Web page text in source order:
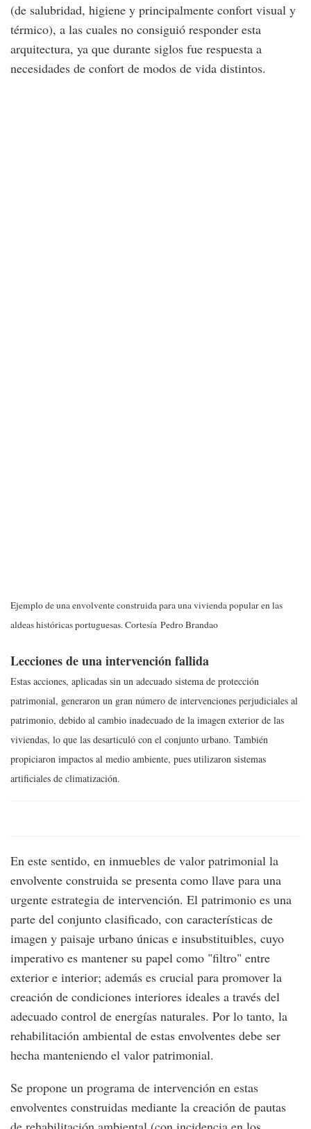
(de salubridad, higiene y principalmente confort visual y
térmico), a las cuales no consiguió responder esta
arquitectura, ya que durante siglos fue respuesta a
necesidades de confort de modos de vida distintos.
Ejemplo de una envolvente construida para una vivienda popular en las
aldeas históricas portuguesas. Cortesía Pedro Brandao
Lecciones de una intervención fallida
Estas acciones, aplicadas sin un adecuado sistema de protección
patrimonial, generaron un gran número de intervenciones perjudiciales al
patrimonio, debido al cambio inadecuado de la imagen exterior de las
viviendas, lo que las desarticuló con el conjunto urbano. También
propiciaron impactos al medio ambiente, pues utilizaron sistemas
artificiales de climatización.
En este sentido, en inmuebles de valor patrimonial la
envolvente construida se presenta como llave para una
urgente estrategia de intervención. El patrimonio es una
parte del conjunto clasificado, con características de
imagen y paisaje urbano únicas e insubstituibles, cuyo
imperativo es mantener su papel como "filtro" entre
exterior e interior; además es crucial para promover la
creación de condiciones interiores ideales a través del
adecuado control de energías naturales. Por lo tanto, la
rehabilitación ambiental de estas envolventes debe ser
hecha manteniendo el valor patrimonial.
Se propone un programa de intervención en estas
envolventes construidas mediante la creación de pautas